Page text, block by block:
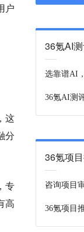
户
这
分
专
高
36氪AI
选靠谱AI
36氪AI测
36氪项
咨询项目
36氪项目